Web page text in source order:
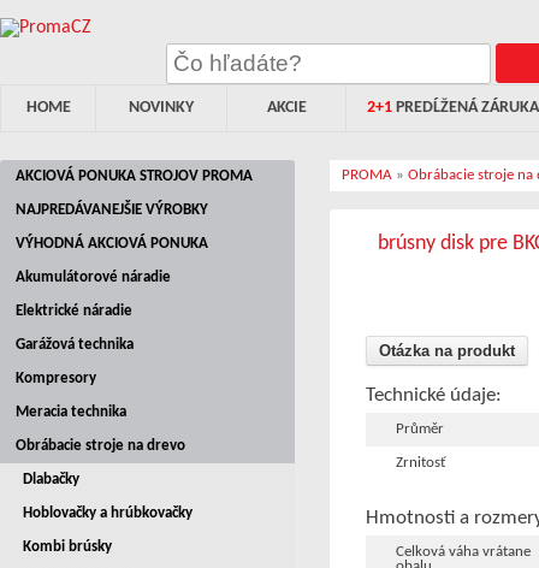
HOME NOVINKY AKCIE 2+1PREDĹŽENÁ ZÁRUKA
AKCIOVÁ PONUKA STROJOV PROMA
NAJPREDÁVANEJŠIE VÝROBKY
VÝHODNÁ AKCIOVÁ PONUKA
Akumulátorové náradie
Elektrické náradie
Garážová technika
Kompresory
Meracia technika
Obrábacie stroje na drevo
Dlabačky
Hoblovačky a hrúbkovačky
Kombi brúsky
PROMA »Obrábacie stroje na
brúsny disk pre
Otázka na produkt
Technické údaje:
Průměr
Zrnitosť
Hmotnosti a
Celková váha vrátane